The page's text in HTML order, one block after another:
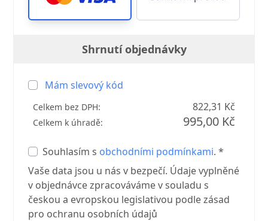
Shrnutí objednávky
Mám slevový kód
Celkem bez DPH: 822,31 Kč
Celkem k úhradě: 995,00 Kč
Souhlasím s obchodními podmínkami. *
Vaše data jsou u nás v bezpečí. Údaje vyplněné
v objednávce zpracováváme v souladu s
českou a evropskou legislativou podle zásad
pro ochranu osobních údajů